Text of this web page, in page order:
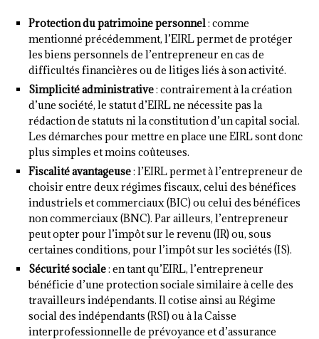
Protection du patrimoine personnel: comme
mentionné précédemment, l’EIRL permet de protéger
les biens personnels de l’entrepreneur en cas de
difficultés financières ou de litiges liés à son activité.
Simplicité administrative: contrairement à la création
d’une société, le statut d’EIRL ne nécessite pas la
rédaction de statuts ni la constitution d’un capital social.
Les démarches pour mettre en place une EIRL sont donc
plus simples et moins coûteuses.
Fiscalité avantageuse: l’EIRL permet à l’entrepreneur de
choisir entre deux régimes fiscaux, celui des bénéfices
industriels et commerciaux (BIC) ou celui des bénéfices
non commerciaux (BNC). Par ailleurs, l’entrepreneur
peut opter pour l’impôt sur le revenu (IR) ou, sous
certaines conditions, pour l’impôt sur les sociétés (IS).
Sécurité sociale: en tant qu’EIRL, l’entrepreneur
bénéficie d’une protection sociale similaire à celle des
travailleurs indépendants. Il cotise ainsi au Régime
social des indépendants (RSI) ou à la Caisse
interprofessionnelle de prévoyance et d’assurance